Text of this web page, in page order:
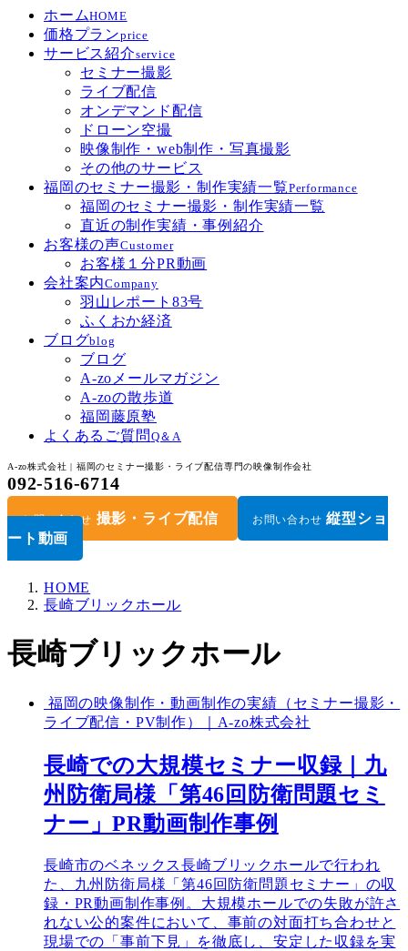
ホームHOME
価格プランprice
サービス紹介service
セミナー撮影
ライブ配信
オンデマンド配信
ドローン空撮
映像制作・web制作・写真撮影
その他のサービス
福岡のセミナー撮影・制作実績一覧Performance
福岡のセミナー撮影・制作実績一覧
直近の制作実績・事例紹介
お客様の声Customer
お客様１分PR動画
会社案内Company
羽山レポート83号
ふくおか経済
ブログblog
ブログ
A-zoメールマガジン
A-zoの散歩道
福岡藤原塾
よくあるご質問 Q＆A
A-zo株式会社 | 福岡のセミナー撮影・ライブ配信専門の映像制作会社
092-516-6714
お問い合わせ 撮影・ライブ配信 お問い合わせ 縦型ショ
ート動画
HOME
長崎ブリックホール
長崎ブリックホール
福岡の映像制作・動画制作の実績（セミナー撮影・
ライブ配信・PV制作）｜A-zo株式会社
長崎での大規模セミナー収録｜九
州防衛局様「第46回防衛問題セミ
ナー」PR動画制作事例
長崎市のベネックス長崎ブリックホールで行われ
た、九州防衛局様「第46回防衛問題セミナー」の収
録・PR動画制作事例。大規模ホールでの失敗が許さ
れない公的案件において、事前の対面打ち合わせと
現場での「事前下見」を徹底し、安定した収録を実